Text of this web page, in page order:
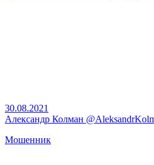
30.08.2021
Александр Колман
Мошенник